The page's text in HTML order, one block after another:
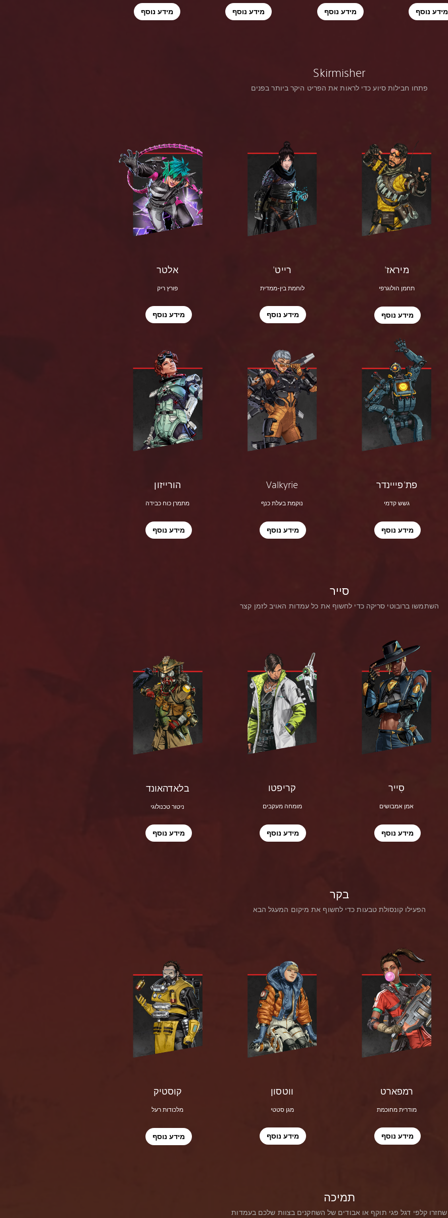
מידע נוסף מידע נוסף מידע נוסף מידע נוסף
Skirmisher
פתחו חבילות סיוע כדי לראות את הפריט היקר ביותר בפנים
אלטר
פורץ ריק
מידע נוסף
רייט'
לוחמת בין-ממדית
מידע נוסף
מיראז'
תחמן הולוגרפי
מידע נוסף
הורייזון
מתמרן כוח כבידה
מידע נוסף
Valkyrie
נוקמת בעלת כנף
מידע נוסף
פת'פייינדר
גשש קדמי
מידע נוסף
סייר
השתמשו ברובוטי סריקה כדי לחשוף את כל עמדות האויב לזמן קצר
בלאדהאונד
ניטור טכנולוגי
מידע נוסף
קריפטו
מומחה מעקבים
מידע נוסף
סִייר
אמן אמבושים
מידע נוסף
בקר
הפעילו קונסולת טבעות כדי לחשוף את מיקום המעגל הבא
קוסטיק
מלכודות רעל
מידע נוסף
ווטסון
מגן סטטי
מידע נוסף
רמפארט
מודרית מחוכמת
מידע נוסף
תמיכה
שחזרו קלפי דגל פגי תוקף או אבודים של השחקנים בצוות שלכם בעמדות